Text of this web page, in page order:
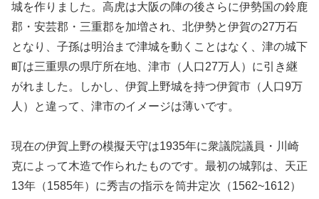
城を作りました。高虎は大阪の陣の後さらに伊勢国の鈴鹿
郡・安芸郡・三重郡を加増され、北伊勢と伊賀の27万石
となり、子孫は明治まで津城を動くことはなく、津の城下
町は三重県の県庁所在地、津市（人口27万人）に引き継
がれました。しかし、伊賀上野城を持つ伊賀市（人口9万
人）と違って、津市のイメージは薄いです。
現在の伊賀上野の模擬天守は1935年に衆議院議員・川崎
克によって木造で作られたものです。最初の城郭は、天正
13年（1585年）に秀吉の指示を筒井定次（1562~1612）